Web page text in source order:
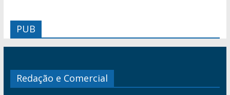
PUB
Redação e Comercial